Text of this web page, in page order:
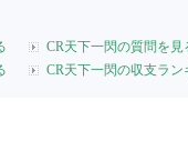
CR天下一閃の質問を見
CR天下一閃の収支ラン